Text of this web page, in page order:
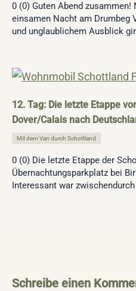
0 (0) Guten Abend zusammen!
einsamen Nacht am Drumbeg
und unglaublichem Ausblick
12. Tag: Die letzte Etappe
Dover/Calais nach
Mit dem Van durch Schottland
0 (0) Die letzte Etappe der
Übernachtungsparkplatz bei
Interessant war
Schreibe einen